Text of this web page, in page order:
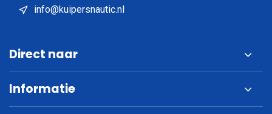
info@kuipersnautic.nl
Direct naar
Informatie